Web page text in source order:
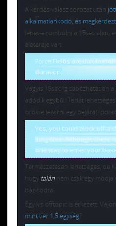
A kérdés-válasz sorozat után
alkalmatlankodó, és
lehet-e rombolni a 15sec alatt,
életereje van:
Force Fields are
duration.
Vagyis 15sec-ig sebezhetetlen
adódik egyből. Tehát
örökre lezárni egy bejárati
Yes, you could block off a
long time. Although, there
one way to enter your
Természetesen lehetséges, de
hogy talán nem csak egy
bázisodra.
Egy kis offtopic is érkezett.
mint tier 1,5 egység?